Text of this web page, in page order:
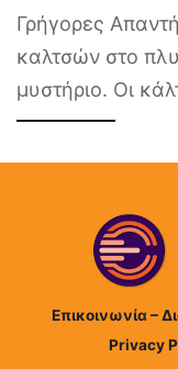
Γρήγορες
καλτσών στο
μυστήριο. Οι
Επικοινωνία –
Privacy